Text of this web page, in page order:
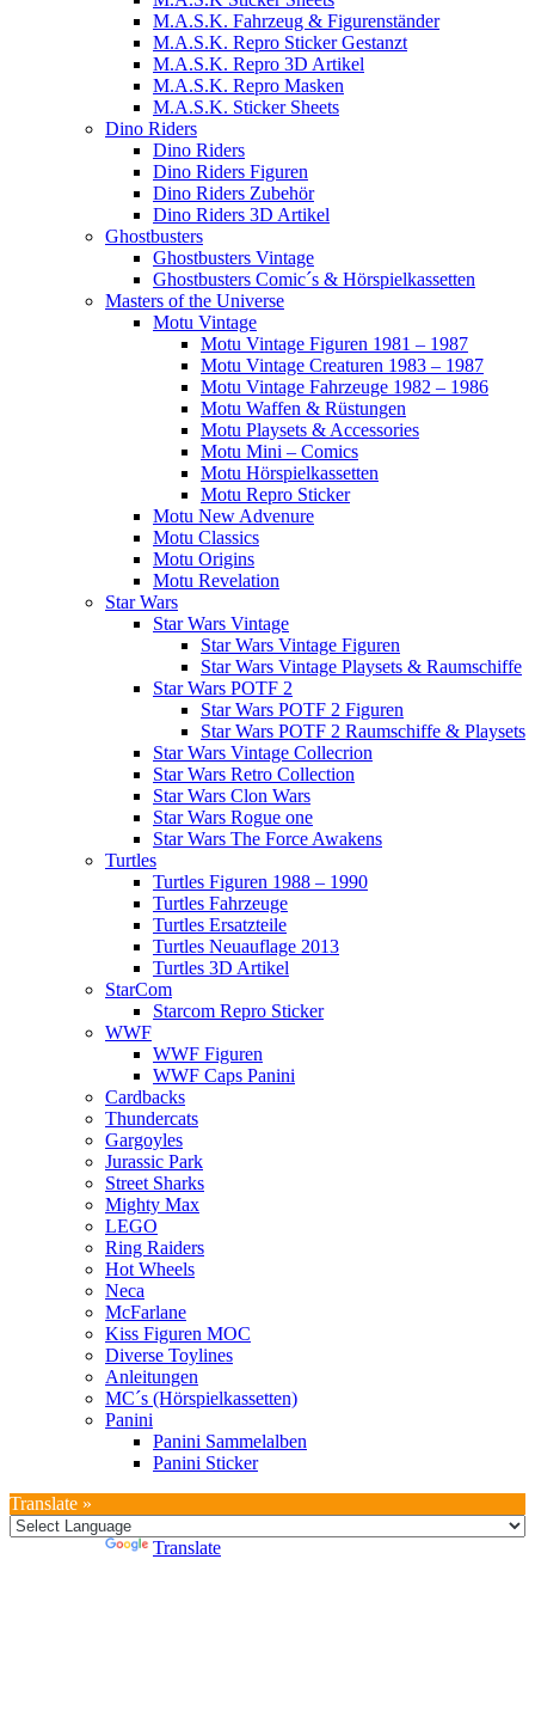
M.A.S.K. Fahrzeug & Figurenständer
M.A.S.K. Repro Sticker Gestanzt
M.A.S.K. Repro 3D Artikel
M.A.S.K. Repro Masken
M.A.S.K. Sticker Sheets
Dino Riders
Dino Riders
Dino Riders Figuren
Dino Riders Zubehör
Dino Riders 3D Artikel
Ghostbusters
Ghostbusters Vintage
Ghostbusters Comic´s & Hörspielkassetten
Masters of the Universe
Motu Vintage
Motu Vintage Figuren 1981 – 1987
Motu Vintage Creaturen 1983 – 1987
Motu Vintage Fahrzeuge 1982 – 1986
Motu Waffen & Rüstungen
Motu Playsets & Accessories
Motu Mini – Comics
Motu Hörspielkassetten
Motu Repro Sticker
Motu New Advenure
Motu Classics
Motu Origins
Motu Revelation
Star Wars
Star Wars Vintage
Star Wars Vintage Figuren
Star Wars Vintage Playsets & Raumschiffe
Star Wars POTF 2
Star Wars POTF 2 Figuren
Star Wars POTF 2 Raumschiffe & Playsets
Star Wars Vintage Collecrion
Star Wars Retro Collection
Star Wars Clon Wars
Star Wars Rogue one
Star Wars The Force Awakens
Turtles
Turtles Figuren 1988 – 1990
Turtles Fahrzeuge
Turtles Ersatzteile
Turtles Neuauflage 2013
Turtles 3D Artikel
StarCom
Starcom Repro Sticker
WWF
WWF Figuren
WWF Caps Panini
Cardbacks
Thundercats
Gargoyles
Jurassic Park
Street Sharks
Mighty Max
LEGO
Ring Raiders
Hot Wheels
Neca
McFarlane
Kiss Figuren MOC
Diverse Toylines
Anleitungen
MC´s (Hörspielkassetten)
Panini
Panini Sammelalben
Panini Sticker
Translate »
Translate